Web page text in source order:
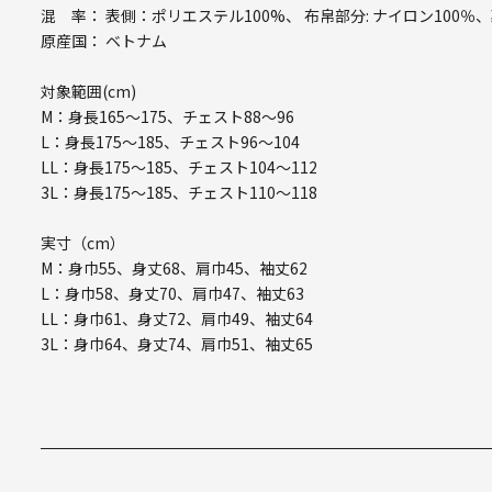
混 率： 表側：ポリエステル100%、 布帛部分: ナイロン100％
原産国： ベトナム
対象範囲(cm)
M：身長165～175、チェスト88～96
L：身長175～185、チェスト96～104
LL：身長175～185、チェスト104～112
3L：身長175～185、チェスト110～118
実寸（cm）
M：身巾55、身丈68、肩巾45、袖丈62
L：身巾58、身丈70、肩巾47、袖丈63
LL：身巾61、身丈72、肩巾49、袖丈64
3L：身巾64、身丈74、肩巾51、袖丈65